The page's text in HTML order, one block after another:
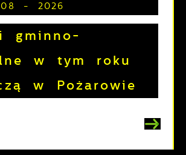
- 2026
gminno-
w tym roku
w Pożarowie